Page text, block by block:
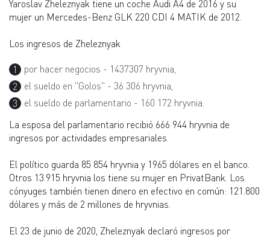
Yaroslav Zheleznyak tiene un coche Audi A4 de 2016 y su
mujer un Mercedes-Benz GLK 220 CDI 4 MATIK de 2012.
Los ingresos de Zheleznyak
por hacer negocios - 1437307 hryvnia,
el sueldo en "Golos" - 36 306 hryvnia,
el sueldo de parlamentario - 160 172 hryvnia.
La esposa del parlamentario recibió 666 944 hryvnia de
ingresos por actividades empresariales.
El político guarda 85 854 hryvnia y 1965 dólares en el banco.
Otros 13.915 hryvnia los tiene su mujer en PrivatBank. Los
cónyuges también tienen dinero en efectivo en común: 121.800
dólares y más de 2 millones de hryvnias.
El 23 de junio de 2020, Zheleznyak declaró ingresos por